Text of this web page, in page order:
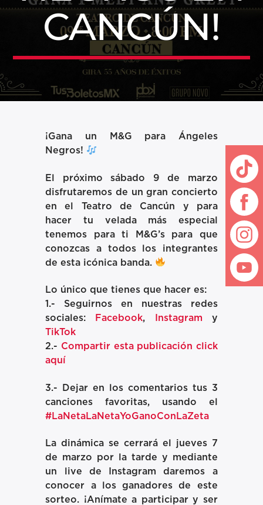
CANCÚN!
¡Gana un M&G para Ángeles
Negros!
El próximo sábado 9 de marzo
disfrutaremos de un gran concierto
en el Teatro de Cancún y para
hacer tu velada más especial
tenemos para ti M&G’s para que
conozcas a todos los integrantes
de esta icónica banda.
Lo único que tienes que hacer es:
1.- Seguirnos en nuestras redes
sociales:
Facebook, Instagram y
TikTok
2.- Compartir esta publicación click
aquí
3.- Dejar en los comentarios tus 3
canciones favoritas, usando el
#LaNetaLaNetaYoGanoConLaZeta
La dinámica se cerrará el jueves 7
de marzo por la tarde y mediante
un live de Instagram daremos a
conocer a los ganadores de este
sorteo. ¡Anímate a participar y ser